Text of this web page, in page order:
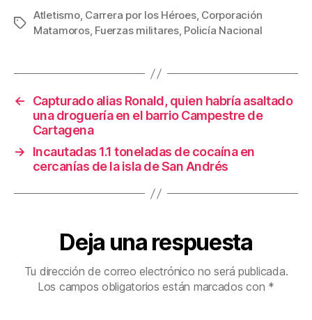
c
e
o
k
tt
er
ail er
e
m
p
tir
Etiquetas
Atletismo, Carrera por los Héroes, Corporación
Matamoros, Fuerzas militares, Policía Nacional
←
Capturado alias Ronald, quien habría asaltado
una droguería en el barrio Campestre de
Cartagena
→
Incautadas 1.1 toneladas de cocaína en
cercanías de la isla de San Andrés
Deja una respuesta
Tu dirección de correo electrónico no será publicada.
Los campos obligatorios están marcados con *